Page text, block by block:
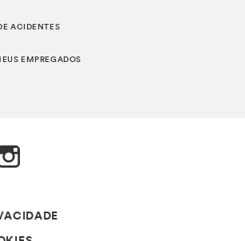
ACIDENTES
EMPREGADOS